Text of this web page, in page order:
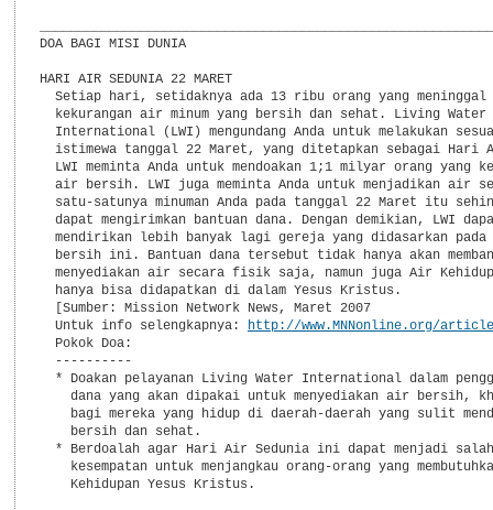
DOA BAGI MISI DUNIA
HARI AIR SEDUNIA 22 MARET
Setiap hari, setidaknya ada 13 ribu orang yang meninggal
  kekurangan air minum yang bersih dan sehat. Living Water
International (LWI) mengundang Anda untuk melakukan
istimewa tanggal 22 Maret, yang ditetapkan sebagai Hari
LWI meminta Anda untuk mendoakan 1;1 milyar orang yang
air bersih. LWI juga meminta Anda untuk menjadikan air
satu-satunya minuman Anda pada tanggal 22 Maret itu
dapat mengirimkan bantuan dana. Dengan demikian, LWI
mendirikan lebih banyak lagi gereja yang didasarkan pada
bersih ini. Bantuan dana tersebut tidak hanya akan
menyediakan air secara fisik saja, namun juga Air
  hanya bisa didapatkan di dalam Yesus Kristus.
  [Sumber: Mission Network News, Maret 2007
  Untuk info selengkapnya:
http://www.MNNonline.org/
  Pokok Doa:
  ----------
* Doakan pelayanan Living Water International dalam
dana yang akan dipakai untuk menyediakan air bersih,
bagi mereka yang hidup di daerah-daerah yang sulit
    bersih dan sehat.
* Berdoalah agar Hari Air Sedunia ini dapat menjadi
kesempatan untuk menjangkau orang-orang yang
    Kehidupan Yesus Kristus.